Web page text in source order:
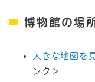
博物館の場
大きな地図を
ンク＞